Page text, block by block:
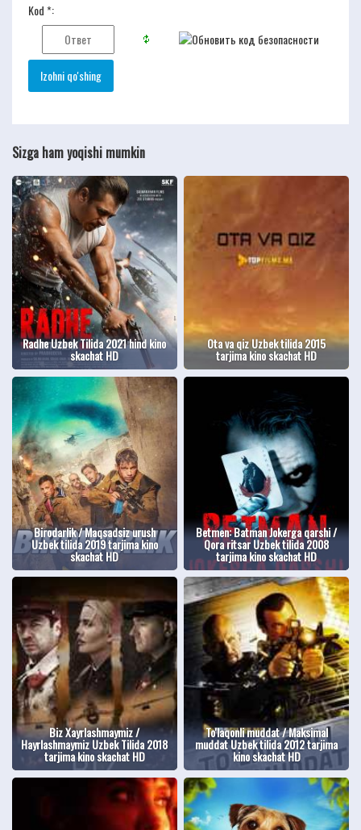
Kod *:
Sizga ham yoqishi mumkin
Radhe Uzbek Tilida 2021 hind kino
skachat HD
Ota va qiz Uzbek tilida 2015
tarjima kino skachat HD
Birodarlik / Maqsadsiz urush
Uzbek tilida 2019 tarjima kino
skachat HD
Betmen: Batman Jokerga qarshi /
Qora ritsar Uzbek tilida 2008
tarjima kino skachat HD
Biz Xayrlashmaymiz /
Hayrlashmaymiz Uzbek Tilida 2018
tarjima kino skachat HD
To'laqonli muddat / Maksimal
muddat Uzbek tilida 2012 tarjima
kino skachat HD